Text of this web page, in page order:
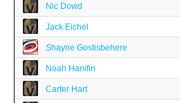
Nic Dowd
Jack Eichel
Shayne Gostisbehere
Noah Hanifin
Carter Hart